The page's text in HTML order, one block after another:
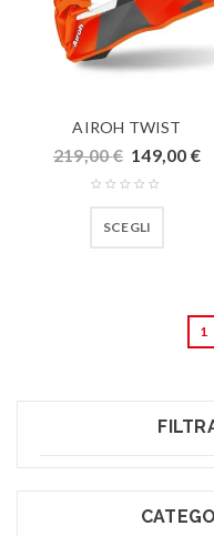
AIROH TWIST
219,00€ 149,00 €
SCEGLI
1